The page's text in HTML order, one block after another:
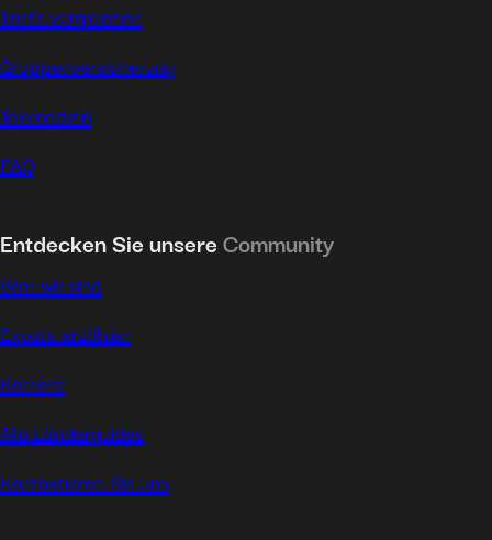
Tarife vergleichen
Gruppenversicherung
Telemedizin
FAQ
Entdecken Sie unsereCommunity
Wer wir sind
Expats erzählen
Karriere
Alle Länderguides
Kontaktieren Sie uns